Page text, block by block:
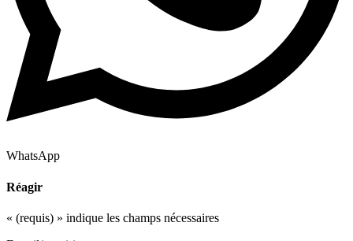
WhatsApp
Réagir
« (requis) » indique les champs nécessaires